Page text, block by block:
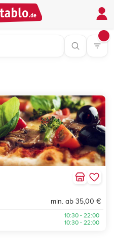
min. ab 35,00 €
10:30 - 22:00
10:30 - 22:00